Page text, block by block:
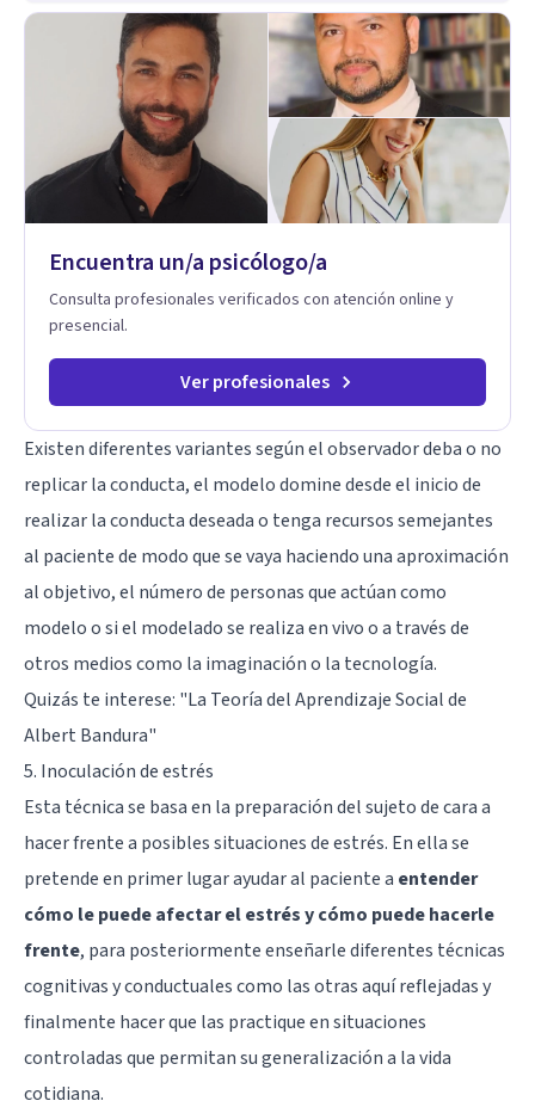
y la depresión, utilizando enfoques basados en evidencia
para ayudarte a recuperar tu bienestar emocional. Terapia
Individual, de Pareja y Familiar: Trabajamos contigo y tus
seres queridos para fortalecer las relaciones y mejorar la
dinámica familiar. Evaluaciones Psicológicas y Terapias
Especializadas: Terapia cognitivo-conductual Terapia de
apoyo Terapia psicodinámica Terapia enfocada en la solución
Terapia de exposición Terapia de juego para niños
Tratamiento de Traumas y Trastornos de Estrés
a superar experiencias traumáticas y mejorar tu calidad de
vida. Tratamiento de Adicciones.
Encuentra un/a psicólogo/a
Consulta profesionales verificados con atención online y
presencial.
Ver profesionales
Existen diferentes variantes según el observador deba o no
replicar la conducta, el modelo domine desde el inicio de
realizar la conducta deseada o tenga recursos semejantes
al paciente de modo que se vaya haciendo una aproximación
al objetivo, el número de personas que actúan como
modelo o si el modelado se realiza en vivo o a través de
otros medios como la imaginación o la tecnología.
Quizás te interese: "La Teoría del Aprendizaje Social de
Albert Bandura"
5. Inoculación de estrés
Esta técnica se basa en la preparación del sujeto de cara a
hacer frente a posibles situaciones de estrés. En ella se
pretende en primer lugar ayudar al paciente a entender
cómo le puede afectar el estrés y cómo puede hacerle
frente, para posteriormente enseñarle diferentes técnicas
cognitivas y conductuales como las otras aquí reflejadas y
finalmente hacer que las practique en situaciones
controladas que permitan su generalización a la vida
cotidiana.